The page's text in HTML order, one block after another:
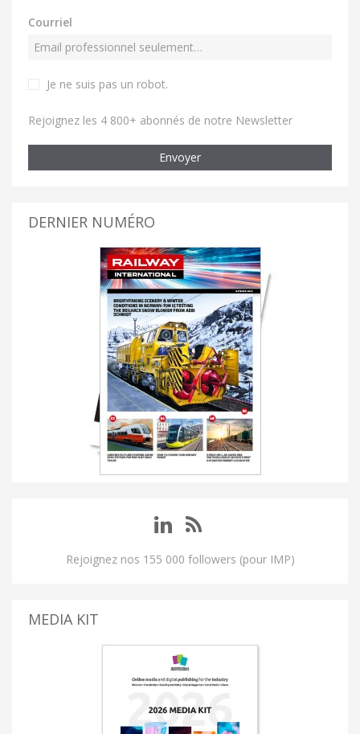
Courriel
Je ne suis pas un robot.
Rejoignez les 4 800+ abonnés de notre Newsletter
Envoyer
DERNIER NUMÉRO
Rejoignez nos 155 000 followers (pour IMP)
MEDIA KIT